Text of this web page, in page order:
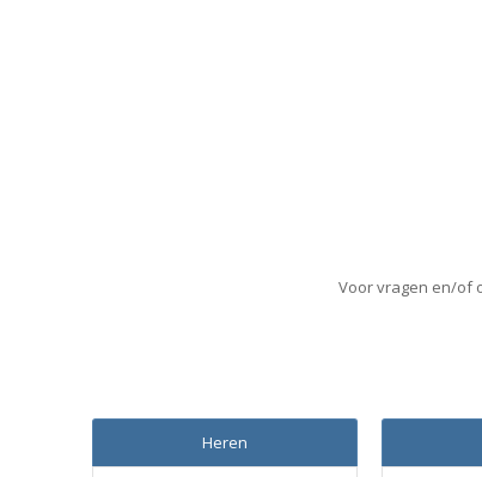
Voor vragen en/of
Heren